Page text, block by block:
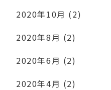
2020年10月 (2)
2020年8月 (2)
2020年6月 (2)
2020年4月 (2)